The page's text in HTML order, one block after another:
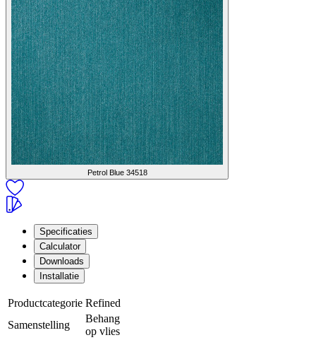
Petrol Blue 34518
Specificaties
Calculator
Downloads
Installatie
Productcategorie Refined
Samenstelling
Behang
op vlies